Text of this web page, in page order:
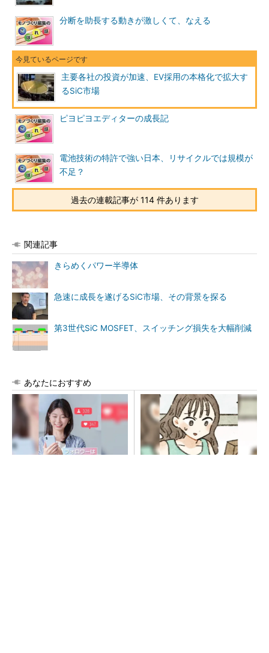
分断を助長する動きが激しくて、なえる
主要各社の投資が加速、EV採用の本格化で拡大す
るSiC市場
ピヨピヨエディターの成長記
電池技術の特許で強い日本、リサイクルでは規模が
不足？
過去の連載記事が 114 件あります
関連記事
きらめくパワー半導体
急速に成長を遂げるSiC市場、その背景を探る
第3世代SiC MOSFET、スイッチング損失を大幅削減
あなたにおすすめ